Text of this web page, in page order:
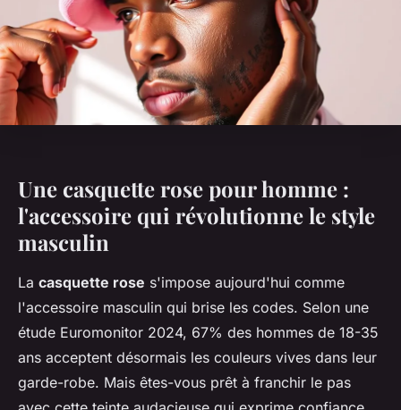
Une casquette rose pour homme :
l'accessoire qui révolutionne le style
masculin
La casquette rose s'impose aujourd'hui comme
l'accessoire masculin qui brise les codes. Selon une
étude Euromonitor 2024, 67% des hommes de 18-35
ans acceptent désormais les couleurs vives dans leur
garde-robe. Mais êtes-vous prêt à franchir le pas